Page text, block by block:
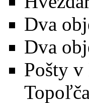
Dva
Dva
Pošty